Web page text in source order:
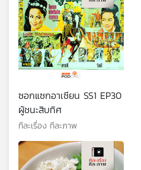
ซอกแซกอาเซียน SS1 EP30
ผู้ชนะสิบทิศ
ทีละเรื่อง ทีละภาพ